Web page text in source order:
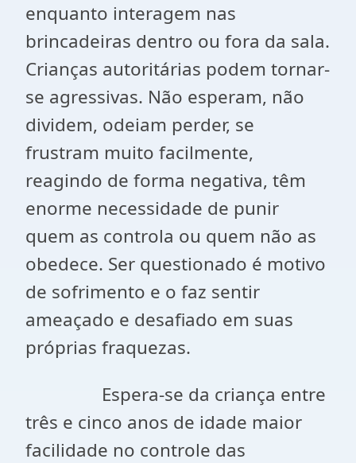
enquanto interagem nas
brincadeiras dentro ou fora da sala.
Crianças autoritárias podem tornar-
se agressivas. Não esperam, não
dividem, odeiam perder, se
frustram muito facilmente,
reagindo de forma negativa, têm
enorme necessidade de punir
quem as controla ou quem não as
obedece. Ser questionado é motivo
de sofrimento e o faz sentir
ameaçado e desafiado em suas
próprias fraquezas.
Espera-se da criança entre
três e cinco anos de idade maior
facilidade no controle das